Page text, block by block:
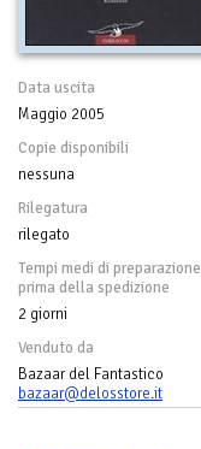
Data uscita
Maggio 2005
Copie disponibili
nessuna
Rilegatura
rilegato
Tempi medi di preparazione
prima della spedizione
2 giorni
Venduto da
Bazaar del Fantastico
bazaar@delosstore.it